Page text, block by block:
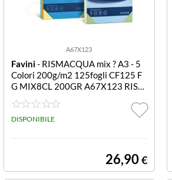
A67X123
Favini- RISMACQUA mix ? A3 - 5
Colori 200g/m2 125fogli CF125 F
G MIX8CL 200GR A67X123 RISM
ACQUA 200GR MIX 8COLORI A3
125F
DISPONIBILE
26,90€